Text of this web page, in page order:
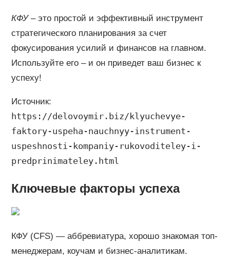
КФУ– это простой и эффективный инструмент
стратегического планирования за счет
фокусирования усилий и финансов на главном.
Используйте его – и он приведет ваш бизнес к
успеху!
Источник:
https://delovoymir.biz/klyuchevye-
faktory-uspeha-nauchnyy-instrument-
uspeshnosti-kompaniy-rukovoditeley-i-
predprinimateley.html
Ключевые факторы успеха
КФУ (CFS) — аббревиатура, хорошо знакомая топ-
менеджерам, коучам и бизнес-аналитикам.